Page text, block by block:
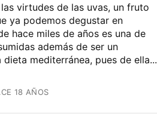
virtudes de las uvas, un fruto
ya podemos degustar en
hace miles de años es una de
además de ser un
mediterránea, pues de ella...
18 AÑOS